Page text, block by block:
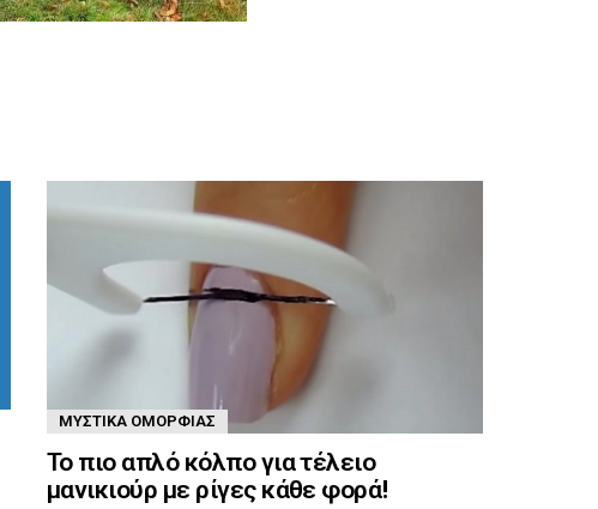
ΜΥΣΤΙΚΆ ΟΜΟΡΦΙΆΣ
Το πιο απλό κόλπο για τέλειο
μανικιούρ με ρίγες κάθε φορά!